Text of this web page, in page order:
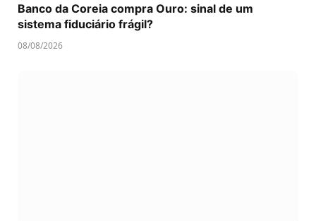
Banco da Coreia compra Ouro: sinal de um
sistema fiduciário frágil?
08/08/2026